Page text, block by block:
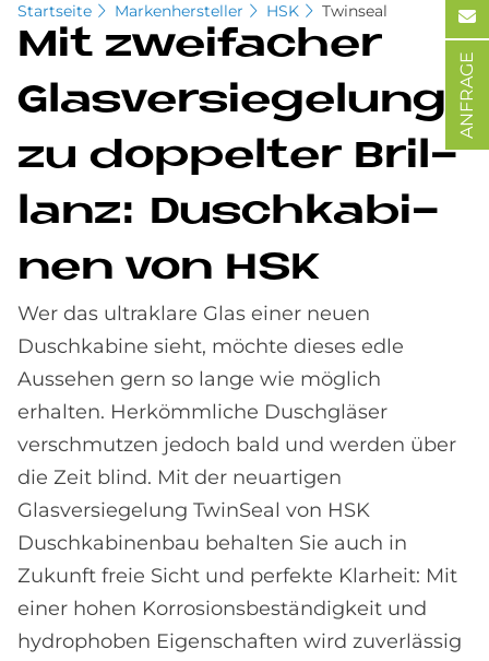
Startseite Markenhersteller HSK Twinseal
Mit zwei­fa­cher
Glas­ver­sie­ge­lung
zu dop­pel­ter Bril­
lanz: Dusch­ka­bi­
nen von HSK
Wer das ultraklare Glas einer neuen
Duschkabine sieht, möchte dieses edle
Aussehen gern so lange wie möglich
erhalten. Herkömmliche Duschgläser
verschmutzen jedoch bald und werden über
die Zeit blind. Mit der neuartigen
Glasversiegelung TwinSeal von HSK
Duschkabinenbau behalten Sie auch in
Zukunft freie Sicht und perfekte Klarheit: Mit
einer hohen Korrosionsbeständigkeit und
hydrophoben Eigenschaften wird zuverlässig
ANFRAGE